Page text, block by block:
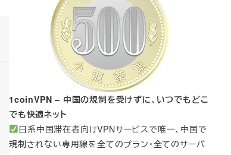
1coinVPN – 中国の規制を受けずに、いつでもどこ
でも快適ネット
日系中国滞在者向けVPNサービスで唯一、中国で
規制されない専用線を全てのプラン・全てのサーバ